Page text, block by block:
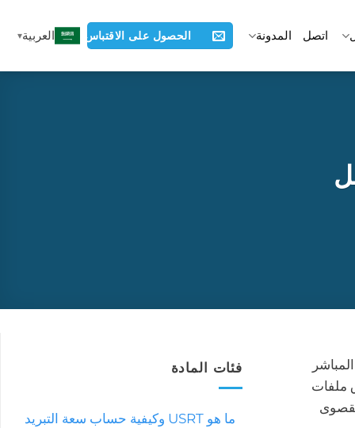
اتصل المدونة الحصول على الاقتباس العربية
ملفات
فئات المادة
ما هو USRT وكيفية حساب سعة التبريد